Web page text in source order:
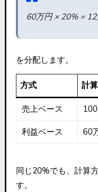
60万円 × 20% =
を分配します。
方式 計
売上ベース
利益ベース 60
同じ20%でも、計算
す。